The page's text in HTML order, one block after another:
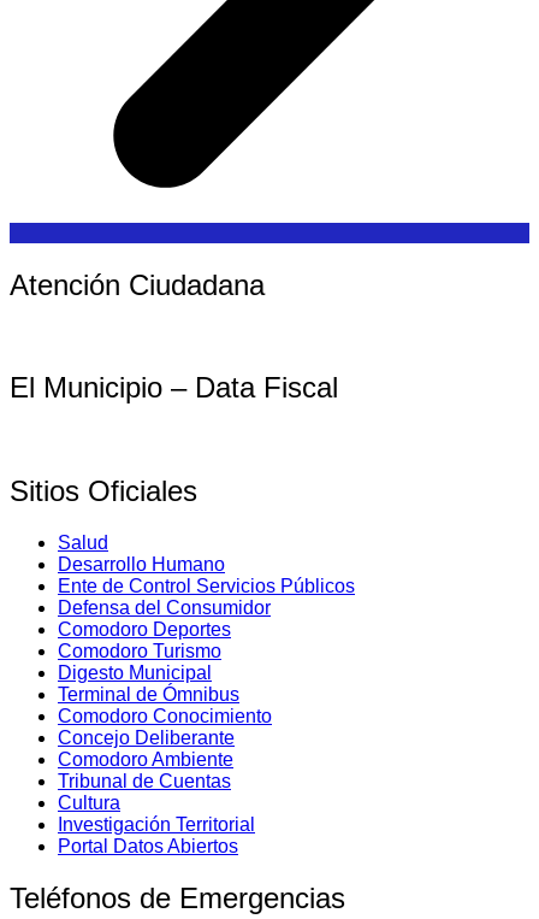
Atención Ciudadana
El Municipio – Data Fiscal
Sitios Oficiales
Salud
Desarrollo Humano
Ente de Control Servicios Públicos
Defensa del Consumidor
Comodoro Deportes
Comodoro Turismo
Digesto Municipal
Terminal de Ómnibus
Comodoro Conocimiento
Concejo Deliberante
Comodoro Ambiente
Tribunal de Cuentas
Cultura
Investigación Territorial
Portal Datos Abiertos
Teléfonos de Emergencias